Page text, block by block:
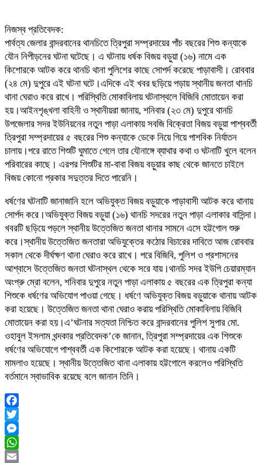
নিজস্ব প্রতিবেদক:
পার্বত্য জেলার বান্দরবানের থানচিতে ত্রিপুরা সম্প্রদায়ের পাঁচ বছরের শিশু কন্যাকে
যৌন নিপীড়নের ঘটনা ঘটেছে। এ ঘটনায় ধর্ষক বিজয় বড়ুয়া (১৬) নামে এক
কিশোরকে আটক করে থানচি থানা পুলিশের কাছে সোপর্দ করেছে পাড়াবাসী। রোববার
(২৪ মে) দুপুরে এই ঘটনা ঘটে।এদিকে এই খবর ছড়িয়ে পড়ায় স্থানীয় জনতা থানচি
থানা ঘেরাও করে রাখে। পরিস্থিতি মোকাবিলায় ঘটনাস্থলে বিজিবি মোতায়েন করা
হয়।আইনশৃঙ্খলা বাহিনী ও স্থানীয়রা জানায়, শনিবার (২৩ মে) দুপুরে থানচি
উপজেলার সদর ইউনিয়নের নতুন পাড়া এলাকায় সবজি বিক্রেতা বিজয় বড়ুয়া পাশ্ববর্তী
ত্রিপুরা সম্প্রদায়ের ৫ বছরের শিশু কন্যাকে ডেকে নিয়ে গিয়ে পাশবিক নির্যাতন
চালায়।পরে রাতে শিশুটি ঘুমাতে গেলে তার যৌনাঙ্গে ব্যাথার কথা ও ঘটনাটি খুলে বলেন
পরিবারের কাছে। এরপর শিশুটির মা-বাবা বিজয় বড়ুয়ার কাছ থেকে জানতে চাইলে
বিজয় কোনো প্রকার সদুত্তর দিতে পারেনি।
ধর্ষণের ঘটনাটি জানাজানি হলে অভিযুক্ত বিজয় বড়ুয়াকে পাড়াবাসী আটক করে থানায়
সোর্পদ করে।অভিযুক্ত বিজয় বড়ুয়া (১৬) থানচি সদরের নতুন পাড়া এলাকার বাসিন্দা।
খবরটি ছড়িয়ে পড়লে স্থানীয় উত্তেজিত জনতা থানার সামনে এসে হট্টগোল শুরু
করে।স্থানীয় উত্তেজিত জনতারা অভিযুক্তের কঠোর বিচারের দাবিতে আজ রোববার
সকাল থেকে দীর্ঘক্ষণ থানা ঘেরাও করে রাখে। পরে বিজিবি, পুলিশ ও প্রশাসনের
আশ্বাসে উত্তেজিত জনতা ঘটনাস্থল থেকে সরে যায়।থানচি সদর ইউপি চেয়ারম্যান
অংপ্রু ম্রো বলেন, শনিবার দুপুরে নতুন পাড়া এলাকায় ৫ বছরের এক ত্রিপুরা কন্যা
শিশুকে ধর্ষণের অভিযোগ পাওয়া গেছে। ধর্ষণে অভিযুক্ত বিজয় বড়ুয়াকে থানায় আটক
করা হয়েছে। উত্তেজিত জনতা থানা ঘেরাও করায় পরিস্থিতি মোকাবিলায় বিজিবি
মোতায়েন করা হয়।এ’ঘটনার সত্যতা নিশ্চিত করে বান্দরবানের পুলিশ সুপার মো.
ওহাবুল ইসলাম খন্দকার প্রতিবেদক’কে জানান, ত্রিপুরা সম্প্রদায়ের এক শিশুকে
ধর্ষণের অভিযোগে পাশ্ববর্তী এক কিশোরকে আটক করা হয়েছে। থানায় একটি
মামলাও হয়েছে। স্থানীয় উত্তেজিত থানা এলাকায় হট্টগোলে করলেও পরিস্থিতি
বর্তমানে স্বাভাবিক রয়েছে বলে জানান তিনি।
Facebook
Twitter
Messenger
WhatsApp